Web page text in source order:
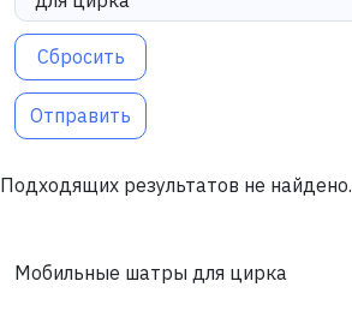
Сбросить
Отправить
Подходящих результатов не найдено.
Мобильные шатры для цирка